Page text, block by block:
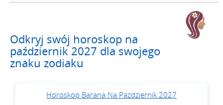
Odkryj swój horoskop na
październik 2027 dla swojego
znaku zodiaku
Horoskop Barana Na Pazdziernik 2027